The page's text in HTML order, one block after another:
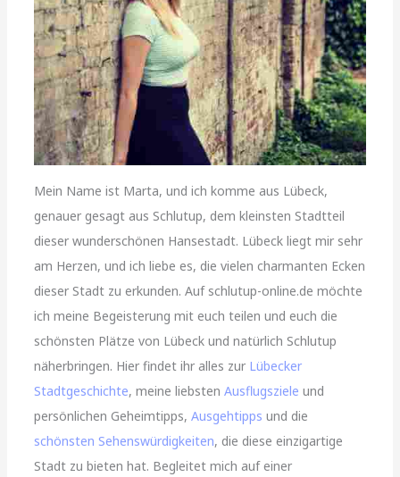
Mein Name ist Marta, und ich komme aus Lübeck,
genauer gesagt aus Schlutup, dem kleinsten Stadtteil
dieser wunderschönen Hansestadt. Lübeck liegt mir sehr
am Herzen, und ich liebe es, die vielen charmanten Ecken
dieser Stadt zu erkunden. Auf schlutup-online.de möchte
ich meine Begeisterung mit euch teilen und euch die
schönsten Plätze von Lübeck und natürlich Schlutup
näherbringen. Hier findet ihr alles zur Lübecker
Stadtgeschichte, meine liebstenAusflugsziele und
persönlichen Geheimtipps,Ausgehtipps und die
schönsten Sehenswürdigkeiten, die diese einzigartige
Stadt zu bieten hat. Begleitet mich auf einer